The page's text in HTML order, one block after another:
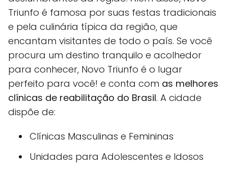
Triunfo é famosa por suas festas tradicionais
e pela culinária típica da região, que
encantam visitantes de todo o país. Se você
procura um destino tranquilo e acolhedor
para conhecer, Novo Triunfo é o lugar
perfeito para você! e conta com as melhores
clínicas de reabilitação do Brasil. A cidade
dispõe de:
Clínicas Masculinas e Femininas
Unidades para Adolescentes e Idosos